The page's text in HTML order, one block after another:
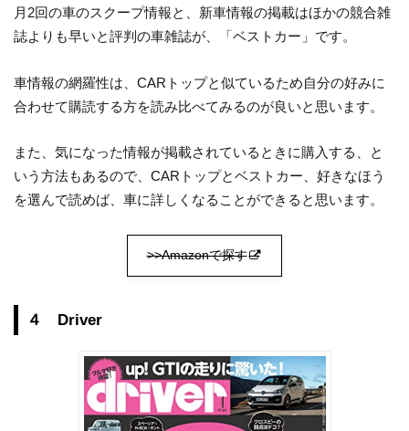
月2回の車のスクープ情報と、新車情報の掲載はほかの競合雑
誌よりも早いと評判の車雑誌が、「ベストカー」です。
車情報の網羅性は、CARトップと似ているため自分の好みに
合わせて購読する方を読み比べてみるのが良いと思います。
また、気になった情報が掲載されているときに購入する、と
いう方法もあるので、CARトップとベストカー、好きなほう
を選んで読めば、車に詳しくなることができると思います。
>>Amazonで探す
４ Driver